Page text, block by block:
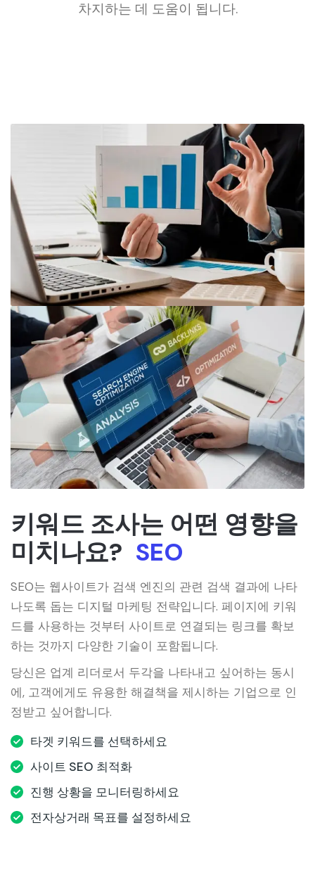
차지하는 데 도움이 됩니다.
키워드 조사는 어떤 영향을
미치나요? SEO
SEO는 웹사이트가 검색 엔진의 관련 검색 결과에 나타
나도록 돕는 디지털 마케팅 전략입니다. 페이지에 키워
드를 사용하는 것부터 사이트로 연결되는 링크를 확보
하는 것까지 다양한 기술이 포함됩니다.
당신은 업계 리더로서 두각을 나타내고 싶어하는 동시
에, 고객에게도 유용한 해결책을 제시하는 기업으로 인
정받고 싶어합니다.
타겟 키워드를 선택하세요
사이트 SEO 최적화
진행 상황을 모니터링하세요
전자상거래 목표를 설정하세요